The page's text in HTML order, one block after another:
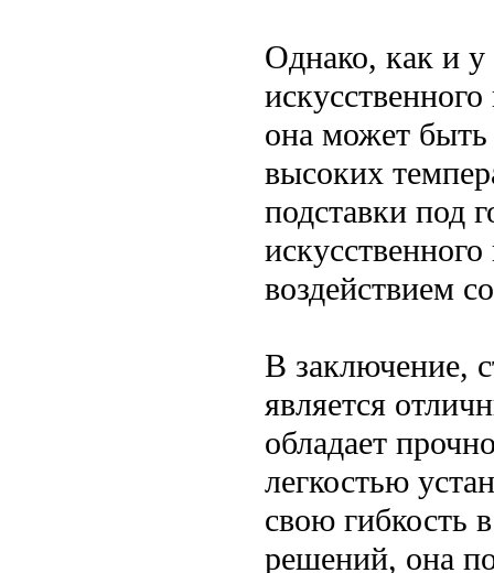
Однако, как и
она может
высоких
подставки под
воздействием
В заключение,
является
обладает
легкостью
свою гибкость
решений, она